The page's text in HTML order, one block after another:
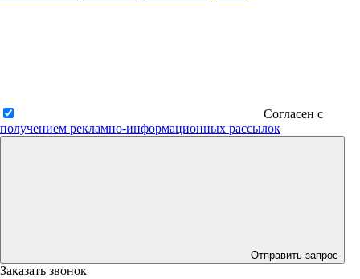
Согласен с
получением рекламно-информационных рассылок
Отправить запрос
Заказать звонок